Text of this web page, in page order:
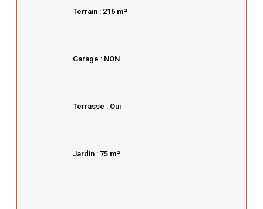
Terrain : 216 m²
Garage : NON
Terrasse : Oui
Jardin : 75 m²